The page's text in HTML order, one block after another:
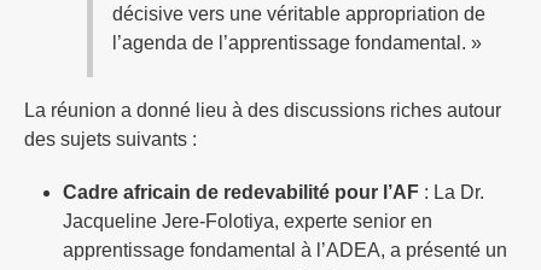
décisive vers une véritable appropriation de
l’agenda de l’apprentissage fondamental. »
La réunion a donné lieu à des discussions riches autour
des sujets suivants :
Cadre africain de redevabilité pour l’AF : La Dr.
Jacqueline Jere-Folotiya, experte senior en
apprentissage fondamental à l’ADEA, a présenté un